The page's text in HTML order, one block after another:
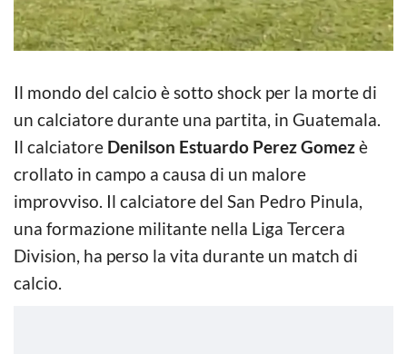
Il mondo del calcio è sotto shock per la morte di
un calciatore durante una partita, in Guatemala.
Il calciatore Denilson Estuardo Perez Gomezè
crollato in campo a causa di un malore
improvviso. Il calciatore del San Pedro Pinula,
una formazione militante nella Liga Tercera
Division, ha perso la vita durante un match di
calcio.